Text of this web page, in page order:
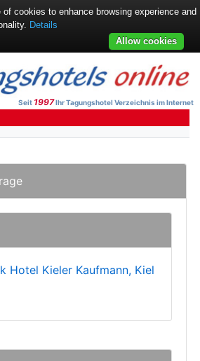
Seit 1997Ihr Tagungshotel Verzeichnis im Internet
Hotel Kieler Kaufmann, Kiel
cookies to enhance browsing experience and
Details
Allow cookies